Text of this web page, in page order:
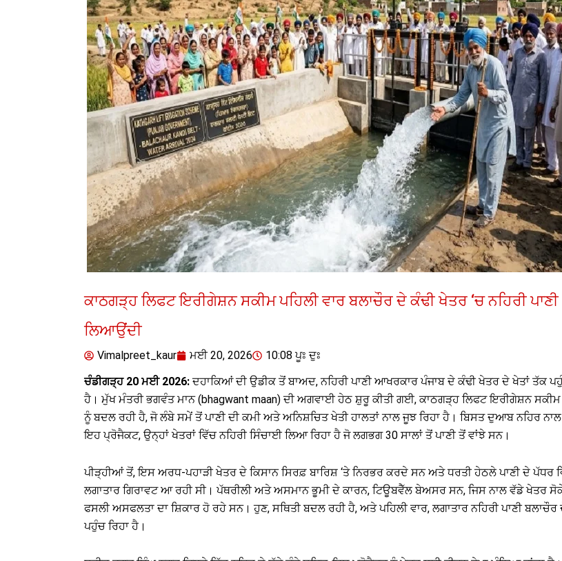
ਕਾਠਗੜ੍ਹ ਲਿਫਟ ਇਰੀਗੇਸ਼ਨ ਸਕੀਮ ਪਹਿਲੀ ਵਾਰ ਬਲਾਚੌਰ ਦੇ ਕੰਢੀ ਖੇਤਰ ‘ਚ ਨਹਿਰੀ ਪਾਣੀ
ਲਿਆਉਂਦੀ
Vimalpreet_kaur ਮਈ 20, 2026
10:08 ਪੂਃ ਦੁਃ
ਚੰਡੀਗੜ੍ਹ 20 ਮਈ 2026:ਦਹਾਕਿਆਂ ਦੀ ਉਡੀਕ ਤੋਂ ਬਾਅਦ, ਨਹਿਰੀ ਪਾਣੀ ਆਖਰਕਾਰ ਪੰਜਾਬ ਦੇ ਕੰਢੀ ਖੇਤਰ ਦੇ ਖੇਤਾਂ ਤੱਕ
ਹੈ। ਮੁੱਖ ਮੰਤਰੀ ਭਗਵੰਤ ਮਾਨ (bhagwant maan) ਦੀ ਅਗਵਾਈ ਹੇਠ ਸ਼ੁਰੂ ਕੀਤੀ ਗਈ, ਕਾਠਗੜ੍ਹ ਲਿਫਟ ਇਰੀਗੇਸ਼ਨ
ਨੂੰ ਬਦਲ ਰਹੀ ਹੈ, ਜੋ ਲੰਬੇ ਸਮੇਂ ਤੋਂ ਪਾਣੀ ਦੀ ਕਮੀ ਅਤੇ ਅਨਿਸ਼ਚਿਤ ਖੇਤੀ ਹਾਲਤਾਂ ਨਾਲ ਜੂਝ ਰਿਹਾ ਹੈ। ਬਿਸਤ ਦੁਆਬ ਨਹਿਰ
ਇਹ ਪ੍ਰੋਜੈਕਟ, ਉਨ੍ਹਾਂ ਖੇਤਰਾਂ ਵਿੱਚ ਨਹਿਰੀ ਸਿੰਚਾਈ ਲਿਆ ਰਿਹਾ ਹੈ ਜੋ ਲਗਭਗ 30 ਸਾਲਾਂ ਤੋਂ ਪਾਣੀ ਤੋਂ ਵਾਂਝੇ ਸਨ।
ਪੀੜ੍ਹੀਆਂ ਤੋਂ, ਇਸ ਅਰਧ-ਪਹਾੜੀ ਖੇਤਰ ਦੇ ਕਿਸਾਨ ਸਿਰਫ਼ ਬਾਰਿਸ਼ ‘ਤੇ ਨਿਰਭਰ ਕਰਦੇ ਸਨ ਅਤੇ ਧਰਤੀ ਹੇਠਲੇ ਪਾਣੀ ਦੇ ਪੱਧਰ
ਲਗਾਤਾਰ ਗਿਰਾਵਟ ਆ ਰਹੀ ਸੀ। ਪੱਥਰੀਲੀ ਅਤੇ ਅਸਮਾਨ ਭੂਮੀ ਦੇ ਕਾਰਨ, ਟਿਊਬਵੈੱਲ ਬੇਅਸਰ ਸਨ, ਜਿਸ ਨਾਲ ਵੱਡੇ ਖੇਤਰ
ਫਸਲੀ ਅਸਫਲਤਾ ਦਾ ਸ਼ਿਕਾਰ ਹੋ ਰਹੇ ਸਨ। ਹੁਣ, ਸਥਿਤੀ ਬਦਲ ਰਹੀ ਹੈ, ਅਤੇ ਪਹਿਲੀ ਵਾਰ, ਲਗਾਤਾਰ ਨਹਿਰੀ ਪਾਣੀ ਬਲਾਚੌਰ
ਪਹੁੰਚ ਰਿਹਾ ਹੈ।